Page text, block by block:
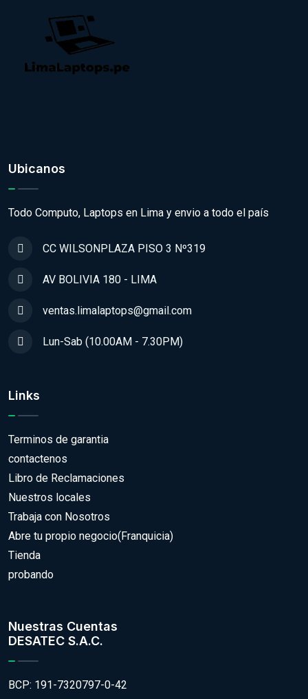
Ubicanos
Todo Computo, Laptops en Lima y envio a todo el país
CC WILSONPLAZA PISO 3 Nº319
AV BOLIVIA 180 - LIMA
ventas.limalaptops@gmail.com
Lun-Sab (10.00AM - 7.30PM)
Links
Terminos de garantia
contactenos
Libro de Reclamaciones
Nuestros locales
Trabaja con Nosotros
Abre tu propio negocio(Franquicia)
Tienda
probando
Nuestras Cuentas
DESATEC S.A.C.
BCP: 191-7320797-0-42